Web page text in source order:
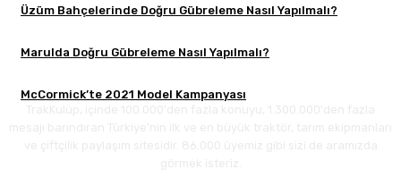
Üzüm Bahçelerinde Doğru Gübreleme Nasıl Yapılmalı?
Marulda Doğru Gübreleme Nasıl Yapılmalı?
McCormick’te 2021 Model Kampanyası